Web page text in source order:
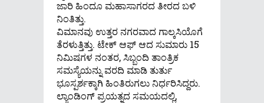
ಜಾರಿ ಹಿಂದೂ ಮಹಾಸಾಗರದ ತೀರದ ಬಳಿ
ನಿಂತಿತ್ತು.
ವಿಮಾನವು ಉತ್ತರ ನಗರವಾದ ಗಾಲ್ಕಸಿಯೊಗೆ
ತೆರಳುತ್ತಿತ್ತು. ಟೇಕ್ ಆಫ್ ಆದ ಸುಮಾರು 15
ನಿಮಿಷಗಳ ನಂತರ, ಸಿಬ್ಬಂದಿ ತಾಂತ್ರಿಕ
ಸಮಸ್ಯೆಯನ್ನು ವರದಿ ಮಾಡಿ ತುರ್ತು
ಭೂಸ್ಪರ್ಶಕ್ಕಾಗಿ ಹಿಂತಿರುಗಲು ನಿರ್ಧರಿಸಿದ್ದರು.
ಲ್ಯಾಂಡಿಂಗ್ ಪ್ರಯತ್ನದ ಸಮಯದಲ್ಲಿ,